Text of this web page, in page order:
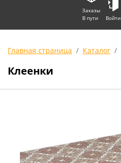
Заказы
В пути
Войти
Главная страница Каталог
Клеенки